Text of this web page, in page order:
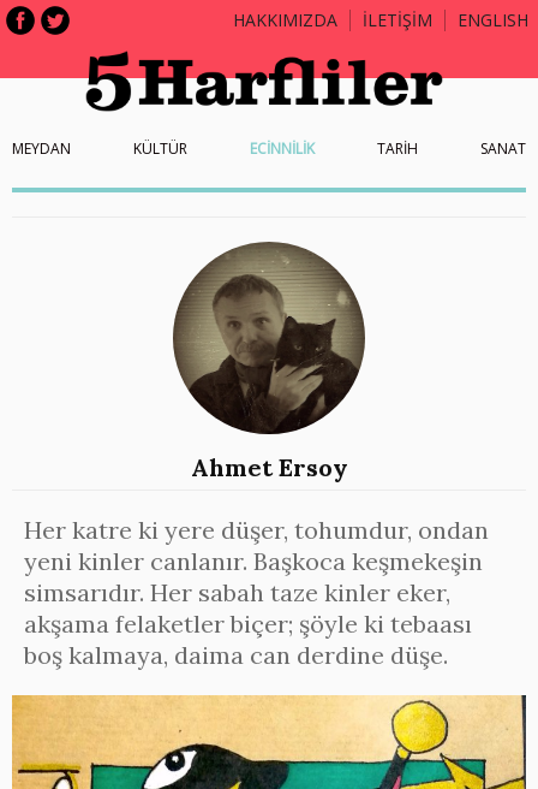
HAKKIMIZDA İLETİŞİM ENGLISH
MEYDAN KÜLTÜR ECİNNİLİK TARİH SANAT
Ahmet Ersoy
Her katre ki yere düşer, tohumdur, ondan
yeni kinler canlanır. Başkoca keşmekeşin
simsarıdır. Her sabah taze kinler eker,
akşama felaketler biçer; şöyle ki tebaası
boş kalmaya, daima can derdine düşe.